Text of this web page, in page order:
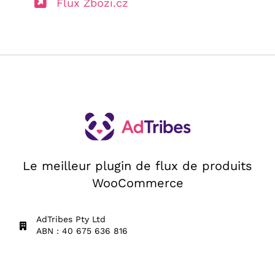
Le meilleur plugin de flux de produits
WooCommerce
AdTribes Pty Ltd
ABN : 40 675 636 816